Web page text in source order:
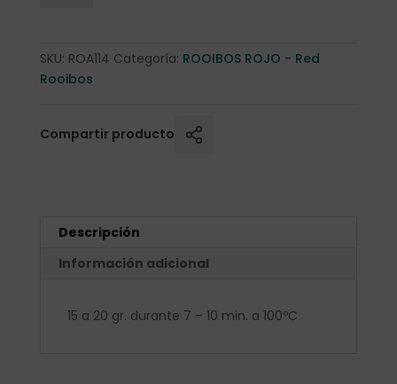
SKU: ROA114 Categoría: ROOIBOS ROJO - Red
Rooibos
Compartir producto
Descripción
Información adicional
15 a 20 gr. durante 7 – 10 min. a 100ºC